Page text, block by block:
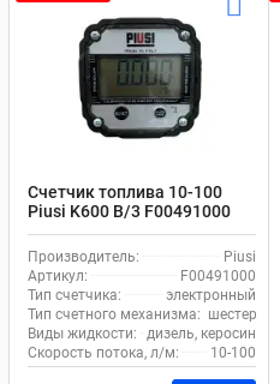
Счетчик топлива 10-100
Piusi K600 В/3 F00491000
Diesel
Производитель:
Piusi
Артикул:
F00491000
Тип счетчика:
электронный
Тип счетного механизма: шестерни
Виды жидкости:
дизель, керосин
Скорость потока, л/м:
10-100